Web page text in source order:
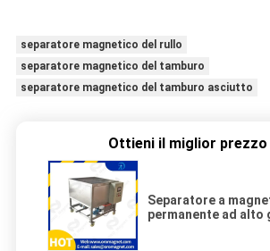
separatore magnetico del rullo
separatore magnetico del tamburo
separatore magnetico del tamburo asciutto
Ottieni il miglior prezzo
Separatore a
permanente ad alto